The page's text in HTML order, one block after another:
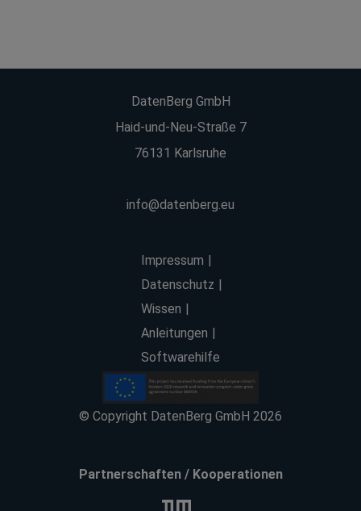
DatenBerg GmbH
Haid-und-Neu-Straße 7
76131 Karlsruhe
info@datenberg.eu
Impressum
Datenschutz
Wissen
Anleitungen
Softwarehilfe
© Copyright DatenBerg GmbH 2026
Partnerschaften / Kooperationen